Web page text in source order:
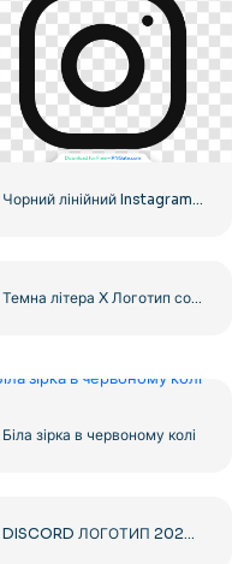
Чорний лінійний Instagram логотип значок
Темна літера X Логотип соціальних мереж 2025: безкоштовно завантажити PNG
Біла зірка в червоному колі
DISCORD ЛОГОТИП 2025 ГОРИЗОНТАЛЬНИЙ СТАНДАРТ: завантажте безкоштовне зображення PNG